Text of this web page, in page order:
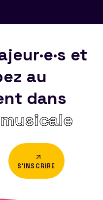
et
au
dans
S'INSCRIRE